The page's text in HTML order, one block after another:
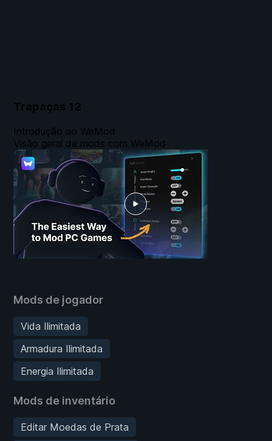
Trapaças 12
Mods de jogador
Vida Ilimitada
Armadura Ilimitada
Energia Ilimitada
Mods de inventário
Editar Moedas de Prata
Introdução ao WeMod
Visão geral de mods com WeMod